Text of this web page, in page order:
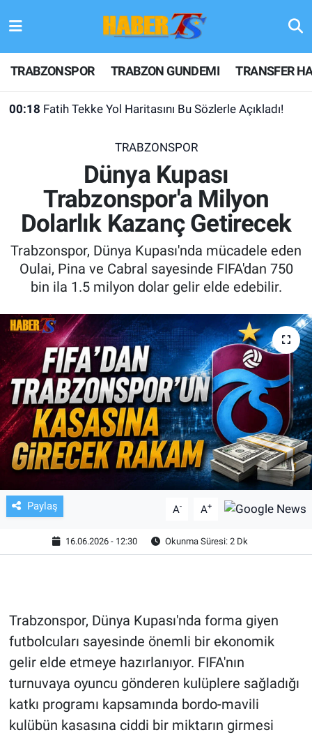
TRABZONSPOR TRABZON GUNDEMI TRANSFER
00:18 Fatih Tekke Yol Haritasını Bu Sözlerle Açıkladı!
TRABZONSPOR
Dünya Kupası
Trabzonspor'a Milyon
Dolarlık Kazanç Getirecek
Trabzonspor, Dünya Kupası'nda mücadele eden
Oulai, Pina ve Cabral sayesinde FIFA'dan 750
bin ila 1.5 milyon dolar gelir elde edebilir.
Paylaş A- A+
16.06.2026 - 12:30 Okunma Süresi: 2 Dk
Trabzonspor, Dünya Kupası'nda forma giyen
futbolcuları sayesinde önemli bir ekonomik
gelir elde etmeye hazırlanıyor. FIFA'nın
turnuvaya oyuncu gönderen kulüplere sağladığı
katkı programı kapsamında bordo-mavili
kulübün kasasına ciddi bir miktarın girmesi
TRABZONSPOR
TRABZON GUNDEMI
KULİS MEYDANI
1461 TRABZON
FUTBOL
TV VE SİNEMA
BASKETBOL
SAĞLIK
GENEL
ASAYİŞ
EKONOMİ
ÇEVRE
HABERDE İNSAN
POLİTİKA
SPOR
Hava Durumu
Trafik Durumu
Son Dakika Haberleri
Haber Arşivi